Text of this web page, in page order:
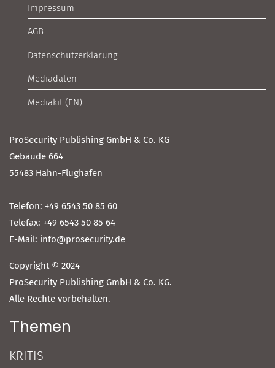
Impressum
AGB
Datenschutzerklärung
Mediadaten
Mediakit (EN)
ProSecurity Publishing GmbH & Co. KG
Gebäude 664
55483 Hahn-Flughafen
Telefon: +49 6543 50 85 60
Telefax: +49 6543 50 85 64
E-Mail: info@prosecurity.de
Copyright © 2024
ProSecurity Publishing GmbH & Co. KG.
Alle Rechte vorbehalten.
Themen
KRITIS